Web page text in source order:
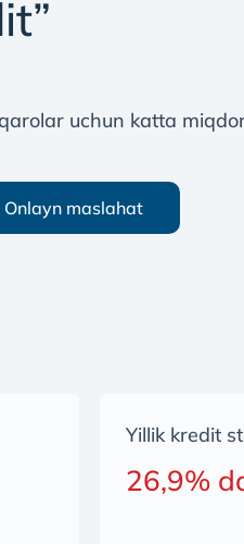
uchun katta
Onlayn maslahat
Yillik kredit
26,9%